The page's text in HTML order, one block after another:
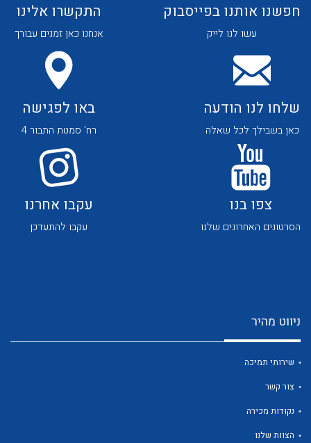
לכל מוצרי היצרן
חפשנו אותנו בפייסבוק
עשו לנו לייק
התקשרו אלינו
אנחנו כאן זמנים עבורך
שלחו לנו הודעה
כאן בשבילך לכל שאלה
באו לפגישה
רח' סמטת התבור 4
צפו בנו
הסרטונים האחרונים שלנו
עקבו אחרנו
עקבו להתעדכן
ניווט מהיר
שירותי תמיכה
צור קשר
נקודות מכירה
הצוות שלנו